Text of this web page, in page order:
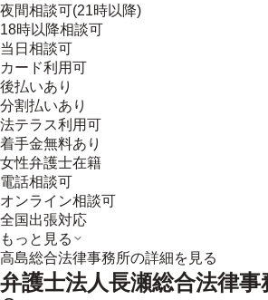
夜間相談可(21時以降)
18時以降相談可
当日相談可
カード利用可
後払いあり
分割払いあり
法テラス利用可
着手金無料あり
女性弁護士在籍
電話相談可
オンライン相談可
全国出張対応
もっと見る
高島総合法律事務所の詳細を見る
弁護士法人長瀬総合法律事